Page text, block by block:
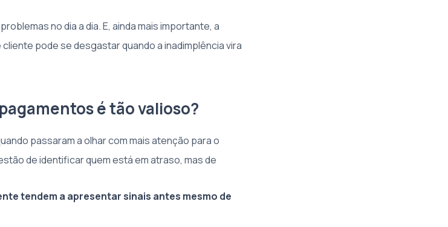
no dia a dia. E, ainda mais importante, a
pode se desgastar quando a inadimplência vira
é tão valioso?
passaram a olhar com mais atenção para o
de identificar quem está em atraso, mas de
tendem a apresentar sinais antes mesmo de